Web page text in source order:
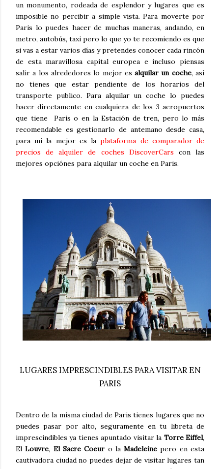
un monumento, rodeada de esplendor y lugares que es
imposible no percibir a simple vista. Para moverte por
Paris lo puedes hacer de muchas maneras, andando, en
metro, autobús, taxi pero lo que yo te recomiendo es que
si vas a estar varios días y pretendes conocer cada rincón
de esta maravillosa capital europea e incluso piensas
salir a los alrededores lo mejor esalquilar un coche, así
no tienes que estar pendiente de los horarios del
transporte publico. Para alquilar un coche lo puedes
hacer directamente en cualquiera de los 3 aeropuertos
que tiene Paris o en la Estación de tren, pero lo más
recomendable es gestionarlo de antemano desde casa,
para mi la mejor es laplataforma de comparador de
precios de alquiler de coches DiscoverCars con las
mejores opciónes para alquilar un coche en Paris.
LUGARES IMPRESCINDIBLES PARA VISITAR EN
PARIS
Dentro de la misma ciudad de Paris tienes lugares que no
puedes pasar por alto, seguramente en tu libreta de
imprescindibles ya tienes apuntado visitar la Torre Eiffel,
El Louvre, El Sacre Coeur o laMadeleine pero en esta
cautivadora ciudad no puedes dejar de visitar lugares tan